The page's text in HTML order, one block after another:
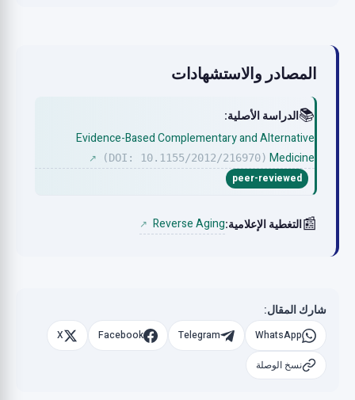
المصادر والاستشهادات
📚الدراسة الأصلية:
Evidence-Based Complementary and Alternative
Medicine
(DOI: 10.1155/2012/216970)
↗
peer-reviewed
📰التغطية الإعلامية:Reverse Aging
↗
شارك المقال:
WhatsApp
Telegram
Facebook
X
نسخ الوصلة